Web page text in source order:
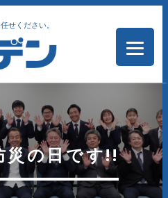
せください。
災の日です!!